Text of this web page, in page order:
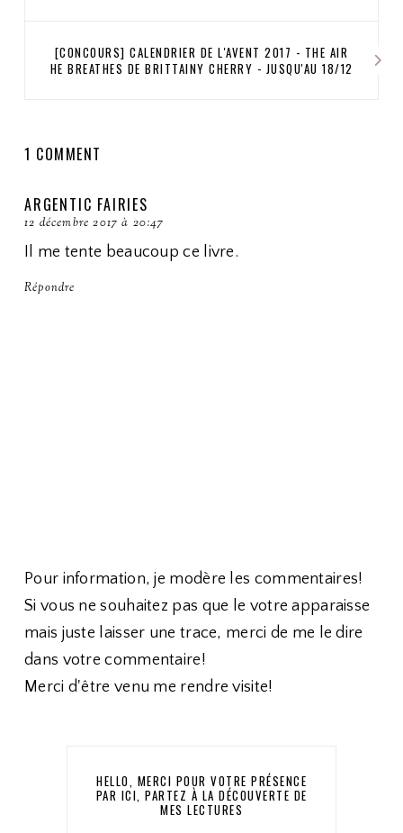
[CONCOURS] CALENDRIER DE L'AVENT 2017 - THE AIR
HE BREATHES DE BRITTAINY CHERRY - JUSQU'AU 18/12
1 COMMENT
ARGENTIC FAIRIES
12 décembre 2017 à 20:47
Il me tente beaucoup ce livre.
Répondre
Pour information, je modère les commentaires!
Si vous ne souhaitez pas que le votre apparaisse
mais juste laisser une trace, merci de me le dire
dans votre commentaire!
Merci d'être venu me rendre visite!
HELLO, MERCI POUR VOTRE PRÉSENCE
PAR ICI, PARTEZ À LA DÉCOUVERTE DE
MES LECTURES